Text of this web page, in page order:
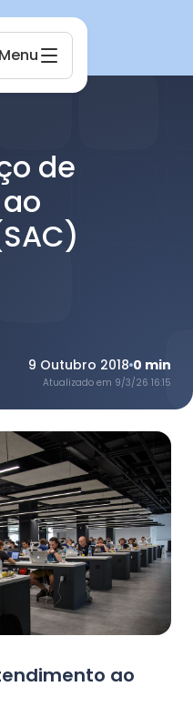
Menu
de
9 Outubro 2018 0 min
Atualizado em 9/3/26 16:15
ao